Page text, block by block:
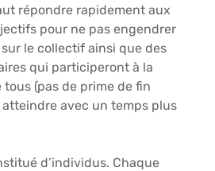
répondre rapidement aux
pour ne pas engendrer
le collectif ainsi que des
qui participeront à la
tous (pas de prime de fin
atteindre avec un temps plus
d’individus. Chaque